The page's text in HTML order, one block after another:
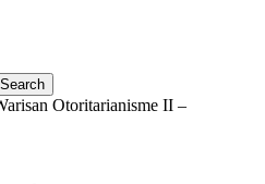
Search
Otoritarianisme II –